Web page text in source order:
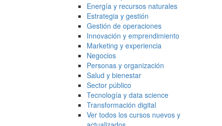
Energía y recursos naturales
Estrategia y gestión
Gestión de operaciones
Innovación y emprendimiento
Marketing y experiencia
Negocios
Personas y organización
Salud y bienestar
Sector público
Tecnología y data science
Transformación digital
Ver todos los cursos nuevos y